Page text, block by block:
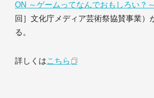
ON ～ゲームってなんでおもしろい？～
回］文化庁メディア芸術祭協賛事業）
る。
詳しくはこちら